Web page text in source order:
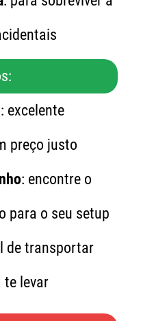
: excelente
preço justo
: encontre o
para o seu setup
de transportar
te levar